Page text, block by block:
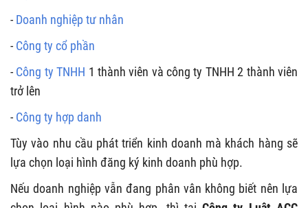
- Doanh nghiệp tư nhân
- Công ty cổ phần
- Công ty TNHH 1 thành viên và công ty TNHH 2 thành viên
trở lên
- Công ty hợp danh
Tùy vào nhu cầu phát triển kinh doanh mà khách hàng sẽ
lựa chọn loại hình đăng ký kinh doanh phù hợp.
Nếu doanh nghiệp vẫn đang phân vân không biết nên lựa